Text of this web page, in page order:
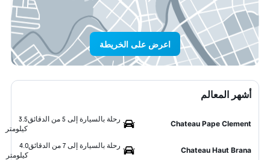
اعرض على الخريطة
أشهر المعالم
Chateau Pape Clement
رحلة بالسيارة إلى 5 من الدقائق
3.5
كيلومتر
Chateau Haut Brana
رحلة بالسيارة إلى 7 من الدقائق
4.0
كيلومتر